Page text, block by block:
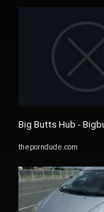
theporndude.com